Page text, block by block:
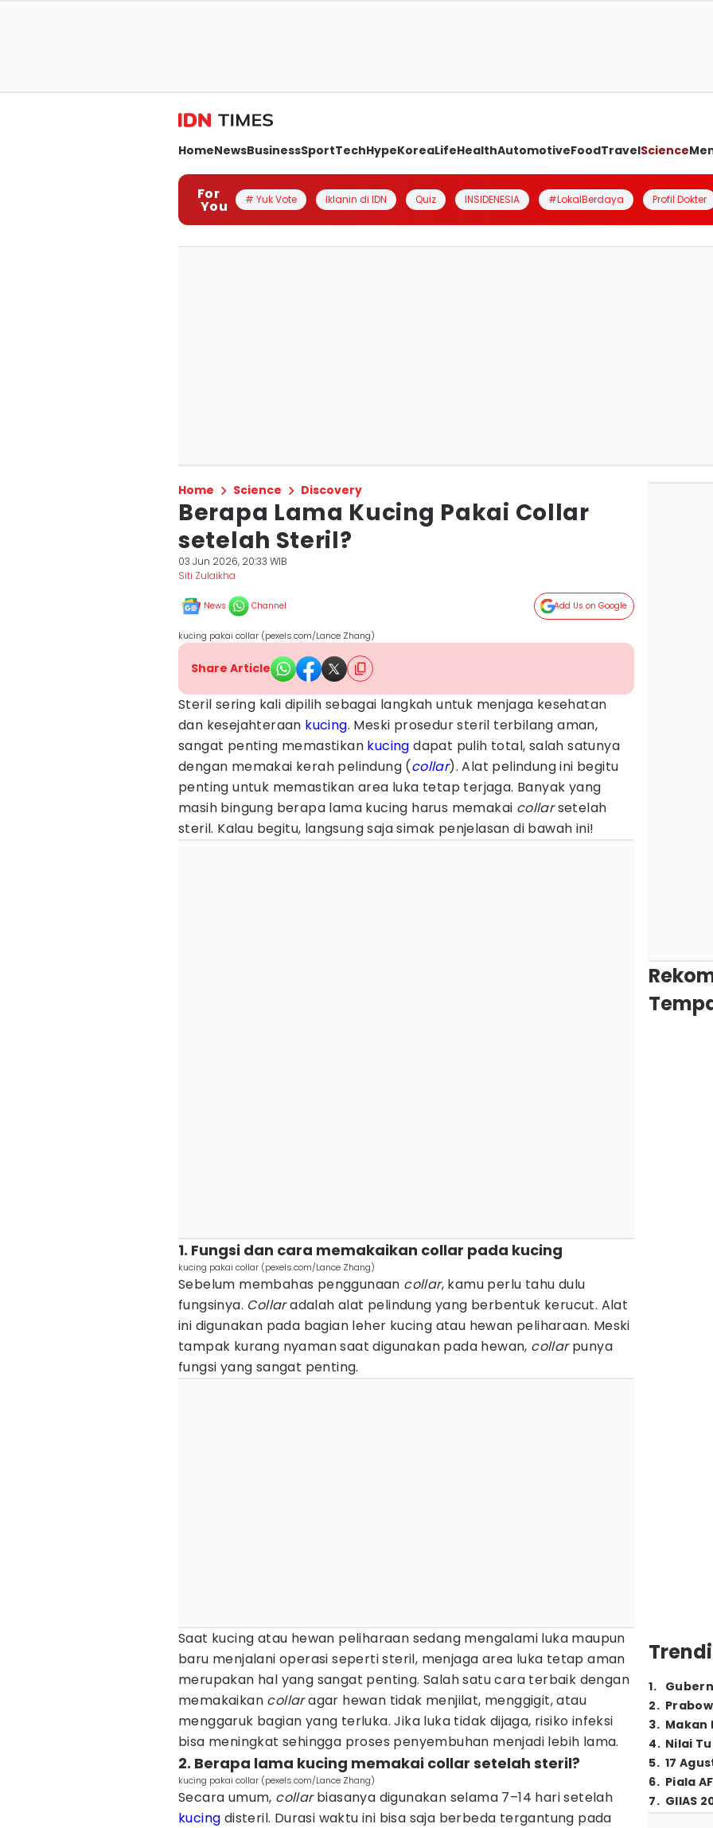
HomeNewsBusinessSportTechHypeKoreaLifeHealthAutomotiveFoodTravelScience
For
You # Yuk Vote Iklanin di IDN Quiz INSIDENESIA #LokalBerdaya Profil Dokter
Home Science Discovery
Berapa Lama Kucing Pakai Collar
setelah Steril?
03 Jun 2026, 20:33 WIB
Siti Zulaikha
News Channel Add Us on Google
kucing pakai collar (pexels.com/Lance Zhang)
Share Article
Steril sering kali dipilih sebagai langkah untuk menjaga kesehatan
dan kesejahteraan kucing. Meski prosedur steril terbilang aman,
sangat penting memastikan kucing dapat pulih total, salah satunya
dengan memakai kerah pelindung (collar). Alat pelindung ini begitu
penting untuk memastikan area luka tetap terjaga. Banyak yang
masih bingung berapa lama kucing harus memakai collarsetelah
steril. Kalau begitu, langsung saja simak penjelasan di bawah ini!
1. Fungsi dan cara memakaikan collar pada kucing
kucing pakai collar (pexels.com/Lance Zhang)
Sebelum membahas penggunaan collar, kamu perlu tahu dulu
fungsinya. Collaradalah alat pelindung yang berbentuk kerucut. Alat
ini digunakan pada bagian leher kucing atau hewan peliharaan. Meski
tampak kurang nyaman saat digunakan pada hewan, collarpunya
fungsi yang sangat penting.
Saat kucing atau hewan peliharaan sedang mengalami luka maupun
baru menjalani operasi seperti steril, menjaga area luka tetap aman
merupakan hal yang sangat penting. Salah satu cara terbaik dengan
memakaikan collaragar hewan tidak menjilat, menggigit, atau
menggaruk bagian yang terluka. Jika luka tidak dijaga, risiko infeksi
bisa meningkat sehingga proses penyembuhan menjadi lebih lama.
2. Berapa lama kucing memakai collar setelah steril?
kucing pakai collar (pexels.com/Lance Zhang)
Secara umum, collarbiasanya digunakan selama 7–14 hari setelah
kucing disteril. Durasi waktu ini bisa saja berbeda tergantung pada
1.
2.
3. Makan
4. Nilai
5. 17
6. Piala
7. GIIAS